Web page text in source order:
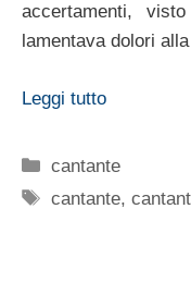
accertamenti,
lamentava dolori
Leggi tutto
Categorie
cantante
Tag
cantante,